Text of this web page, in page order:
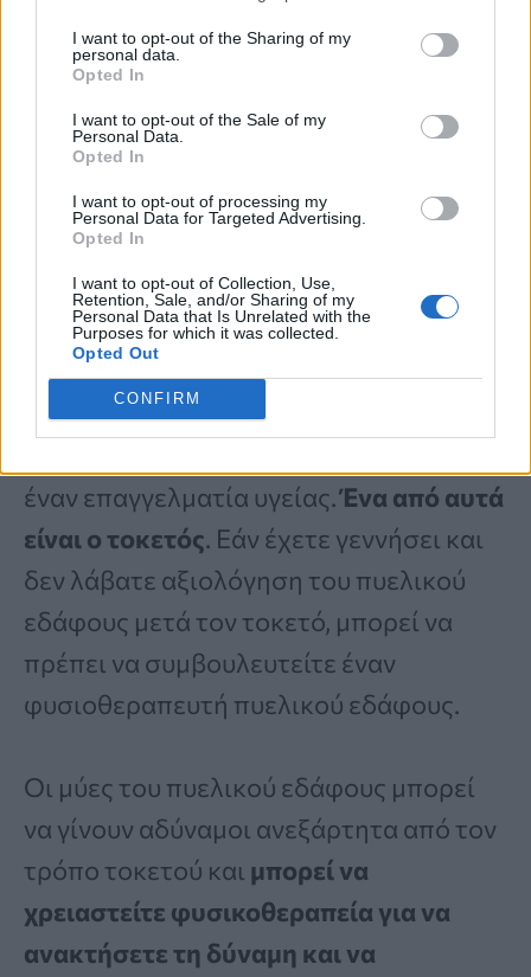
I want to opt-out of the Sharing of my
personal data.
Opted In
I want to opt-out of the Sale of my
Personal Data.
Opted In
I want to opt-out of processing my
Personal Data for Targeted Advertising.
Opted In
I want to opt-out of Collection, Use,
Retention, Sale, and/or Sharing of my
Personal Data that Is Unrelated with the
Purposes for which it was collected.
Opted Out
CONFIRM
όσο και ημη φυσιολογική κινητικότητα
του εντέρου,
μικρόβια να υπεραναπτυχθούν ή να
παγιδεύουν αέρια, είναι επίσης κοινά
ερεθίσματα για φούσκωμα.
Αν και μπορεί να είναι δύσκολο να
αποκρυπτογραφήσετε εάν αυτό ισχύει
για εσάς, υπάρχουν μερικές
καταστάσεις που μπορεί να
έναν επαγγελματία υγείας.Ένα από αυτά
είναι ο τοκετός. Εάν έχετε γεννήσει και
δεν λάβατε αξιολόγηση του πυελικού
εδάφους μετά τον τοκετό, μπορεί να
πρέπει να συμβουλευτείτε έναν
φυσιοθεραπευτή πυελικού εδάφους.
Οι μύες του πυελικού εδάφους μπορεί
να γίνουν αδύναμοι ανεξάρτητα από τον
τρόπο τοκετού και μπορεί να
χρειαστείτε φυσικοθεραπεία για να
ανακτήσετε τη δύναμη και να